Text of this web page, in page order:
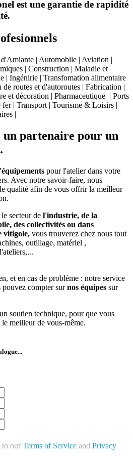
est une garantie de rapidité
| Automobile | Aviation |
| Construction | Maladie et
| Ingénirie | Transfomation alimentaire
routes et d'autoroutes | Fabrication |
et décoration | Pharmaceutique | Ports
| Transport | Tourisme & Loisirs |
|
un partenaire pour un
pour l'atelier dans votre
Avec notre savoir-faire, nous
qualité afin de vous offrir la meilleur
secteur de l'industrie, de la
des collectivités ou dans
vitigole, vous trouverez chez nous tout
outillage, matériel ,
et en cas de problème : notre service
compter surnos équipes sur
soutien technique, pour que vous
meilleur de vous-même.
to our Terms of Service and Privacy